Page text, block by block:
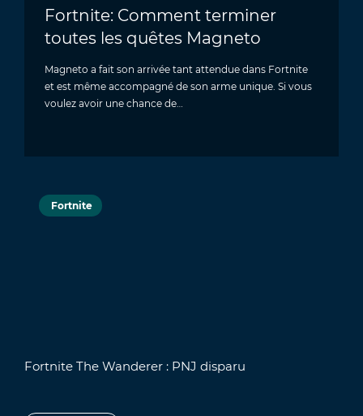
Fortnite: Comment terminer
toutes les quêtes Magneto
Magneto a fait son arrivée tant attendue dans Fortnite
et est même accompagné de son arme unique. Si vous
voulez avoir une chance de…
Fortnite
Fortnite The Wanderer : PNJ disparu